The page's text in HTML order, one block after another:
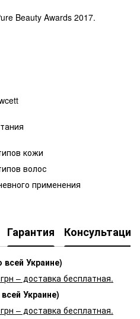
Beauty Awards 2017.
кожи
волос
применения
Гарантия Консультация
Украине)
– доставка бесплатная.
Украине)
– доставка бесплатная.